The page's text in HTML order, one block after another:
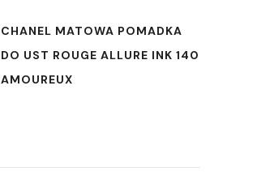
CHANEL MATOWA POMADKA
DO UST ROUGE ALLURE INK 140
AMOUREUX